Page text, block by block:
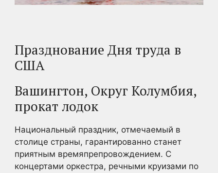
Празднование Дня труда в
США
Вашингтон, Округ Колумбия,
прокат лодок
Национальный праздник, отмечаемый в
столице страны, гарантированно станет
приятным времяпрепровождением. С
концертами оркестра, речными круизами по